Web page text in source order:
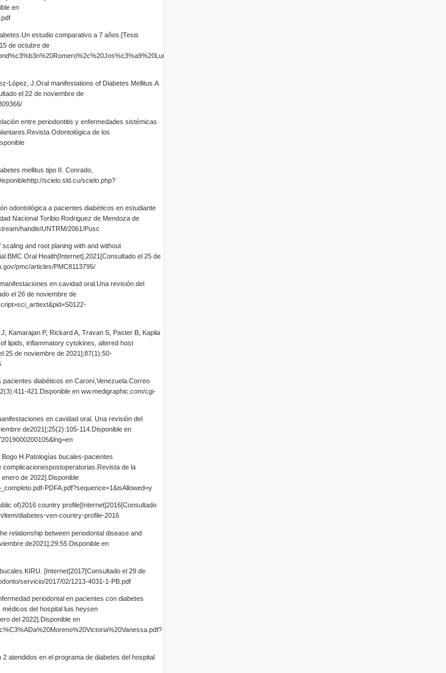
en
estudio comparativo a 7 años.[Tesis
de octubre de
López, J.Oral manifestations of Diabetes Mellitus.A
el 22 de noviembre de
entre periodontitis y enfermedades sistémicas
Odontológica de los
mellitus tipo II. Conrado,
scielo.sld.cu/scielo.php?
odontológica a pacientes diabéticos en estudiante
Nacional Toribio Rodriguez de Mendoza de
handle/UNTRM/2061/Pusc
and root planing with and without
Oral Health[Internet].2021[Consultado el 25 de
pmc/articles/PMC8113795/
en cavidad oral.Una revisión del
el 26 de noviembre de
Kamarajan P, Rickard A, Travan S, Paster B, Kapila
lipids, inflammatory cytokines, altered host
25 de noviembre de 2021];87(1):50-
diabéticos en Caroní,Venezuela.Correo
421.Disponible en ww.medigraphic.com/cgi-
en cavidad oral. Una revisión del
de2021];25(2):105-114.Disponible en
H.Patologías bucales-pacientes
de la
de 2022].Disponible
PDFA.pdf?sequence=1&isAllowed=y
of)2016 country profile[Internet]2016[Consultado
item/diabetes-ven-country-profile-2016
relationship between periodontal disease and
de2021];29:55.Disponible en
[Internet]2017[Consultado el 29 de
servicio/2017/02/1213-4031-1-PB.pdf
periodontal en pacientes con diabetes
del hospital luis heysen
del 2022].Disponible en
atendidos en el programa de diabetes del hospital